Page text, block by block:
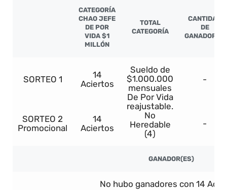
CATEGORÍA
CHAO JEFE
DE POR
VIDA $1
MILLÓN
TOTAL
CATEGORÍA
CANTIDAD
DE
GANADORES
SORTEO 1
14
Aciertos
Sueldo de
$1.000.000
mensuales
De Por Vida
reajustable.
No
Heredable
(4)
-
SORTEO 2
Promocional
14
Aciertos
-
GANADOR(ES)
No hubo ganadores con 14